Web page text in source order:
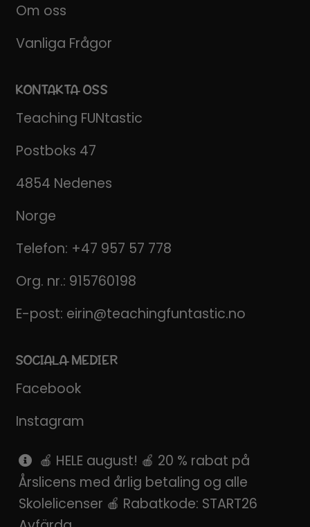
Om oss
Vanliga Frågor
KONTAKTA OSS
Teaching FUNtastic
Postboks 47
4854 Nedenes
Norge
Telefon: +47 957 57 778
Org. nr.: 915760198
E-post: eirin@teachingfuntastic.no
SOCIALA MEDIER
Facebook
Instagram
Pinterest
SnapChat
🍎 HELE august! 🍎 20 % rabat på
Årslicens med årlig betaling og alle
Skolelicenser 🍎 Rabatkode: START26